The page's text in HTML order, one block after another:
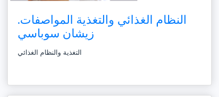
النظام الغذائي والتغذية المواصفات.
زيشان سوباسي
التغذية والنظام الغذائي